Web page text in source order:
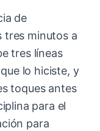
de
tres minutos a
tres líneas
lo hiciste, y
toques antes
para el
para